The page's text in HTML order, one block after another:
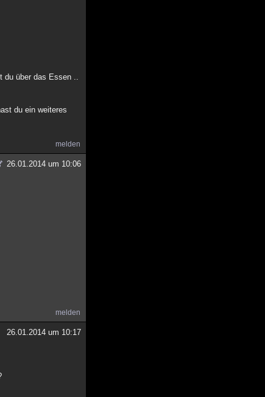
du über das Essen ..
du ein weiteres
melden
26.01.2014 um 10:06
melden
26.01.2014 um 10:17